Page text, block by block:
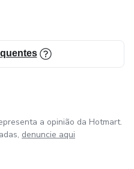
a opinião da Hotmart.
denuncie aqui